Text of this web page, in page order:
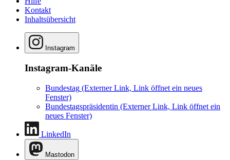
Kontakt
Inhaltsübersicht
Instagram
Instagram-Kanäle
Bundestag (Externer Link, Link öffnet ein neues
Fenster)
Bundestagspräsidentin (Externer Link, Link öffnet ein
neues Fenster)
LinkedIn
Mastodon